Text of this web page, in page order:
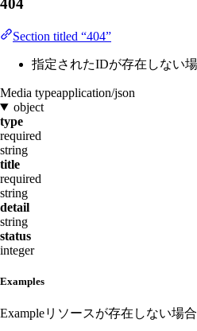
404
Section titled “404”
指定されたIDが存在しない
Media typeapplication/json
object
type
required
string
title
required
string
detail
string
status
integer
Examples
Exampleリソースが存在しない場合